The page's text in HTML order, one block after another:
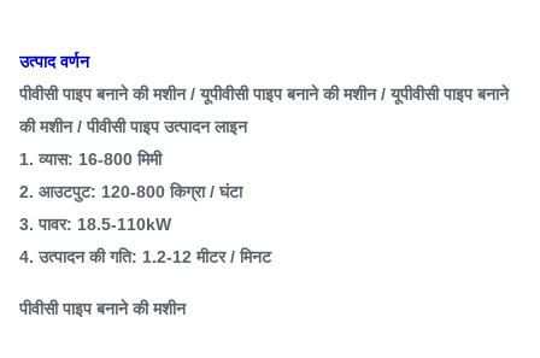
उत्पाद वर्णन
पीवीसी पाइप बनाने की मशीन / यूपीवीसी पाइप बनाने की मशीन / यूपीवीसी पाइप बनाने
की मशीन / पीवीसी पाइप उत्पादन लाइन
1. व्यास: 16-800 मिमी
2. आउटपुट: 120-800 किग्रा / घंटा
3. पावर: 18.5-110kW
4. उत्पादन की गति: 1.2-12 मीटर / मिनट
पीवीसी पाइप बनाने की मशीन